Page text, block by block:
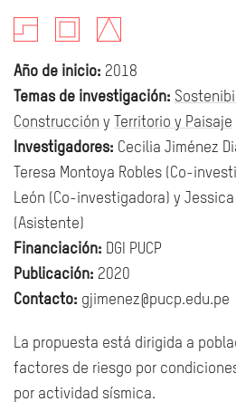
Año de inicio: 2018
Temas de investigación:
Construcción y
Territorio y Paisaje
Investigadores: Cecilia Jiménez
Teresa Montoya Robles (Co-
León (Co-investigadora) y Jessica
(Asistente)
Financiación: DGI PUCP
Publicación: 2020
Contacto: gjimenez@pucp.edu.pe
La propuesta está dirigida a
factores de riesgo por
por actividad sísmica.